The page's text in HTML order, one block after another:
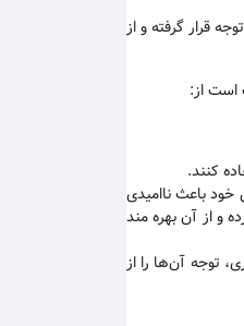
قرار گرفته و از
است از:
کنند.
خود باعث ناامیدی
و از آن بهره مند
توجه آن‌ها را از